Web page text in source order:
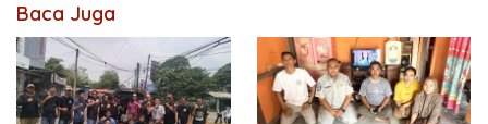
Baca Juga